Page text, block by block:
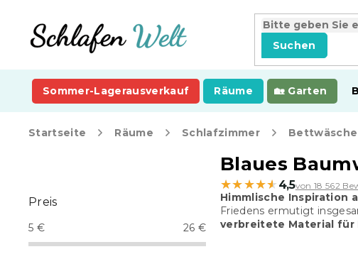
springen
Suchen
Sommer-Lagerausverkauf Räume Garten
Startseite Räume Schlafzimmer Bettwäsche
t
e
n
Preis
5 € 26 €
Blaues
★★★★★
★★★★★ 4,5von 18 562
Himmlische Inspiration
Friedens ermutigt
verbreitete Material für